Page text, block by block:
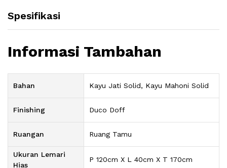
Spesifikasi
Informasi Tambahan
Bahan Kayu Jati Solid, Kayu Mahoni Solid
Finishing Duco Doff
Ruangan Ruang Tamu
Ukuran Lemari
Hias
P 120cm X L 40cm X T 170cm